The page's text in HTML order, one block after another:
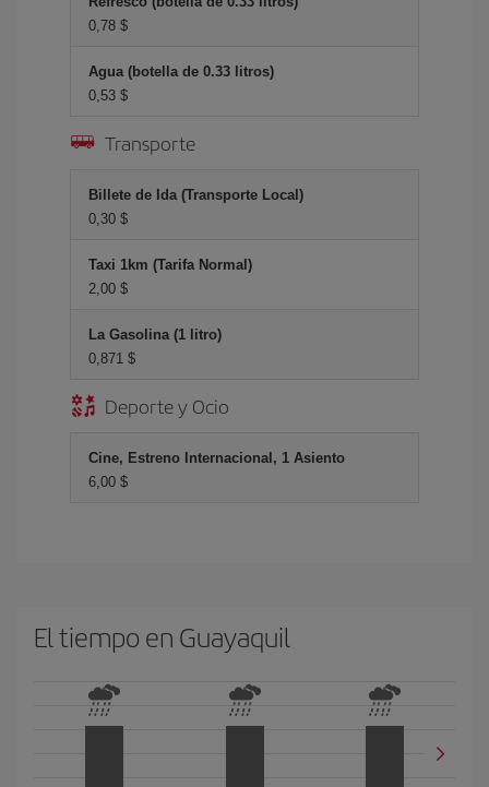
0,78 $
Agua (botella de 0.33 litros)
0,53 $
Transporte
Billete de Ida (Transporte Local)
0,30 $
Taxi 1km (Tarifa Normal)
2,00 $
La Gasolina (1 litro)
0,871 $
Deporte y Ocio
Cine, Estreno Internacional, 1 Asiento
6,00 $
El tiempo en Guayaquil